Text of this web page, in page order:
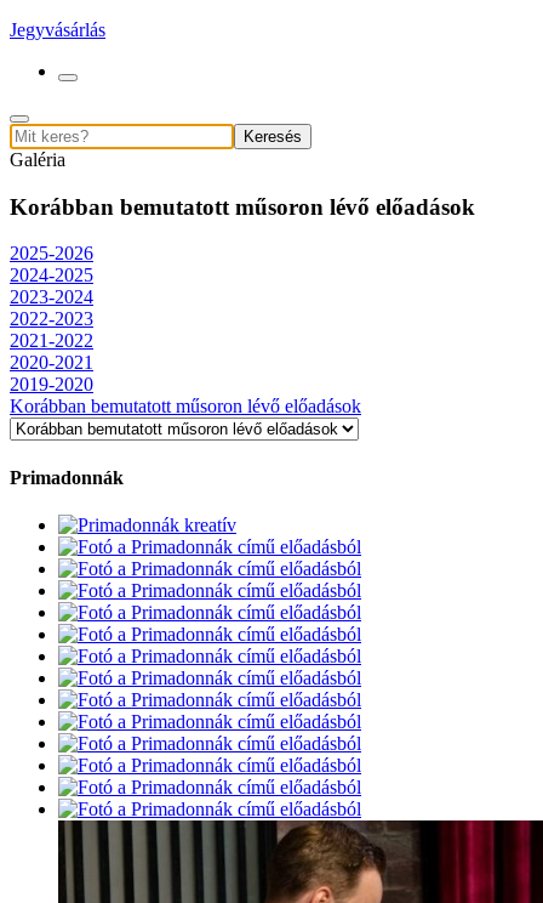
Jegyvásárlás
Keresés
Galéria
Korábban bemutatott műsoron lévő előadások
2025-2026
2024-2025
2023-2024
2022-2023
2021-2022
2020-2021
2019-2020
Korábban bemutatott műsoron lévő előadások
Primadonnák